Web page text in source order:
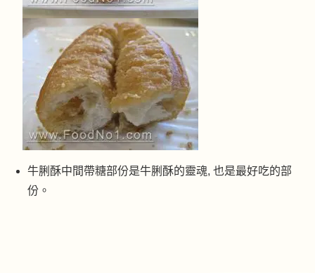
牛脷酥中間帶糖部份是牛脷酥的靈魂, 也是最好吃的部
份。